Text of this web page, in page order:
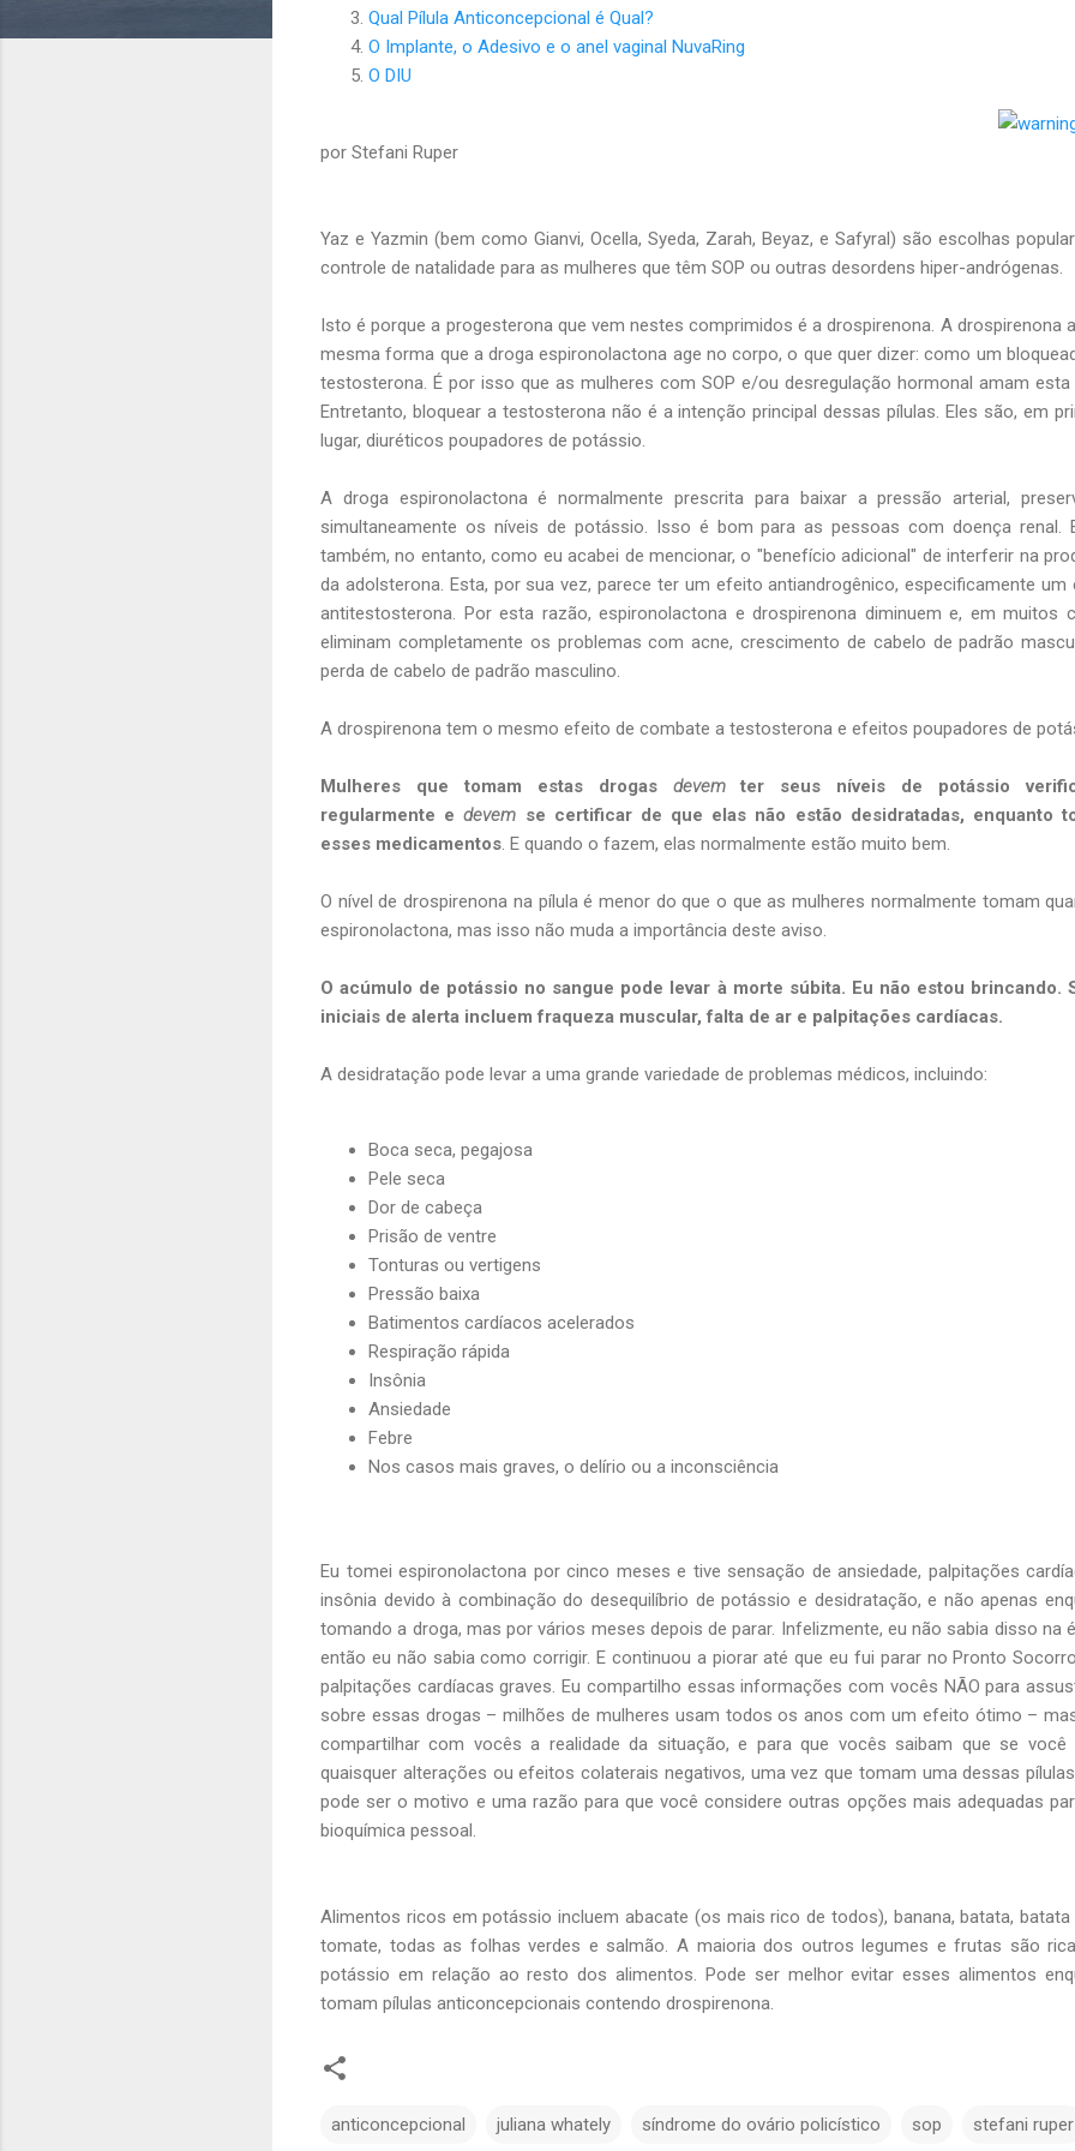
Qual Pílula Anticoncepcional é Qual?
O Implante, o Adesivo e o anel vaginal NuvaRing
O DIU
por Stefani Ruper
Yaz e Yazmin (bem como Gianvi, Ocella, Syeda, Zarah, Beyaz, e Safyral) são escolhas
controle de natalidade para as mulheres que têm SOP ou outras desordens hiper-andrógenas.
Isto é porque a progesterona que vem nestes comprimidos é a drospirenona. A drospirenona
mesma forma que a droga espironolactona age no corpo, o que quer dizer: como um
testosterona. É por isso que as mulheres com SOP e/ou desregulação hormonal amam esta
Entretanto, bloquear a testosterona não é a intenção principal dessas pílulas. Eles são, em
lugar, diuréticos poupadores de potássio.
A droga espironolactona é normalmente prescrita para baixar a pressão arterial,
simultaneamente os níveis de potássio. Isso é bom para as pessoas com doença renal.
também, no entanto, como eu acabei de mencionar, o "benefício adicional" de interferir na
da adolsterona. Esta, por sua vez, parece ter um efeito antiandrogênico, especificamente um
antitestosterona. Por esta razão, espironolactona e drospirenona diminuem e, em muitos
eliminam completamente os problemas com acne, crescimento de cabelo de padrão
perda de cabelo de padrão masculino.
A drospirenona tem o mesmo efeito de combate a testosterona e efeitos poupadores de
Mulheres que tomam estas drogas devemter seus níveis de potássio
regularmente edevem se certificar de que elas não estão desidratadas, enquanto
esses medicamentos . E quando o fazem, elas normalmente estão muito bem.
O nível de drospirenona na pílula é menor do que o que as mulheres normalmente tomam
espironolactona, mas isso não muda a importância deste aviso.
O acúmulo de potássio no sangue pode levar à morte súbita. Eu não estou brincando.
iniciais de alerta incluem fraqueza muscular, falta de ar e palpitações cardíacas.
A desidratação pode levar a uma grande variedade de problemas médicos, incluindo:
Boca seca, pegajosa
Pele seca
Dor de cabeça
Prisão de ventre
Tonturas ou vertigens
Pressão baixa
Batimentos cardíacos acelerados
Respiração rápida
Insônia
Ansiedade
Febre
Nos casos mais graves, o delírio ou a inconsciência
Eu tomei espironolactona por cinco meses e tive sensação de ansiedade, palpitações
insônia devido à combinação do desequilíbrio de potássio e desidratação, e não apenas
tomando a droga, mas por vários meses depois de parar. Infelizmente, eu não sabia disso na
então eu não sabia como corrigir. E continuou a piorar até que eu fui parar no Pronto
palpitações cardíacas graves. Eu compartilho essas informações com vocês NÃO para
sobre essas drogas – milhões de mulheres usam todos os anos com um efeito ótimo –
compartilhar com vocês a realidade da situação, e para que vocês saibam que se você
quaisquer alterações ou efeitos colaterais negativos, uma vez que tomam uma dessas
pode ser o motivo e uma razão para que você considere outras opções mais adequadas
bioquímica pessoal.
Alimentos ricos em potássio incluem abacate (os mais rico de todos), banana, batata, batata
tomate, todas as folhas verdes e salmão. A maioria dos outros legumes e frutas são
potássio em relação ao resto dos alimentos. Pode ser melhor evitar esses alimentos
tomam pílulas anticoncepcionais contendo drospirenona.
anticoncepcional juliana whately síndrome do ovário policístico sop stefani ruper